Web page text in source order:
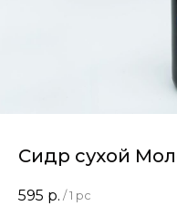
Сидр сухой
595 р. / 1 pc